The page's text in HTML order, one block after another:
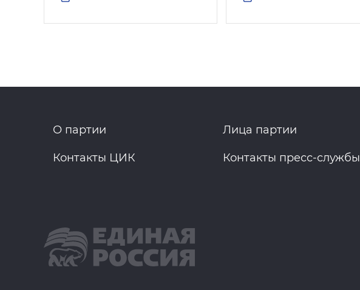
О партии Лица партии
Контакты ЦИК Контакты пресс-службы